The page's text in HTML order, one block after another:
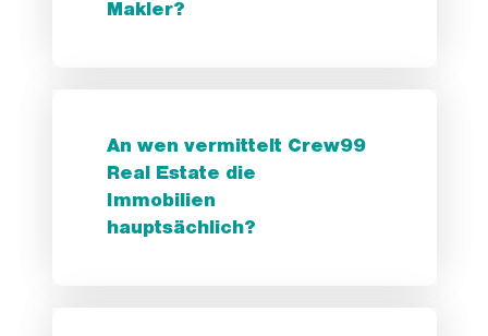
Makler?
An wen vermittelt Crew99
Real Estate die
Immobilien
hauptsächlich?